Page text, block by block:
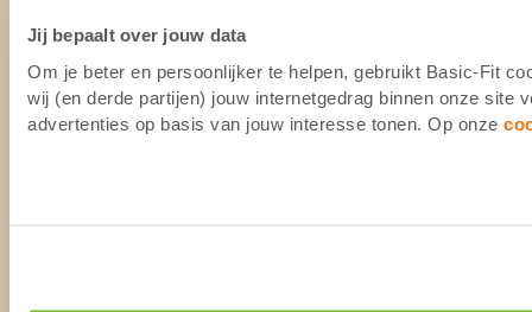
Jij bepaalt over jouw data
Om je beter en persoonlijker te helpen, gebruikt Basic-Fit
wij (en derde partijen) jouw internetgedrag binnen onze site
advertenties op basis van jouw interesse tonen. Op onze